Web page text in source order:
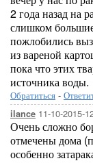
2 года назад на
слишком
пожлобились
из вареной
пока что этих
источника воды.
Обратиться -
ilance 11-10-2015-
Очень сложно
отмечены дома
особенно